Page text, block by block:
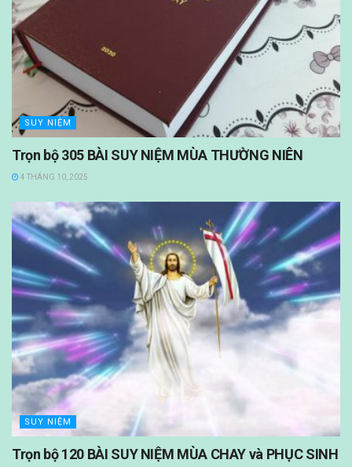
SUY NIỆM
Trọn bộ 305 BÀI SUY NIỆM MÙA THƯỜNG NIÊN
4 THÁNG 10, 2025
SUY NIỆM
Trọn bộ 120 BÀI SUY NIỆM MÙA CHAY và PHỤC SINH